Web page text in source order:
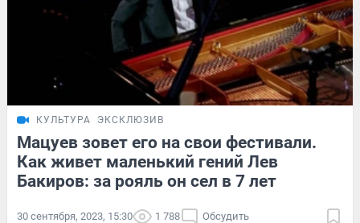
КУЛЬТУРА ЭКСКЛЮЗИВ
Мацуев зовет его на свои фестивали.
Как живет маленький гений Лев
Бакиров: за рояль он сел в 7 лет
30 сентября, 2023, 15:30 1 788 Обсудить